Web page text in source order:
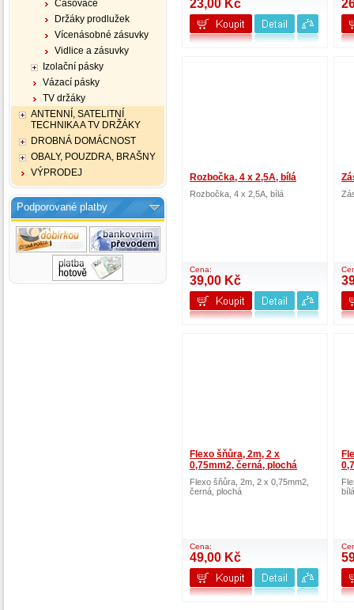
Časovače
Držáky prodlužek
Vícenásobné zásuvky
Vidlice a zásuvky
Izolační pásky
Vázací pásky
TV držáky
ANTENNÍ, SATELITNÍ
TECHNIKA A TV DRŽÁKY
DROBNÁ DOMÁCNOST
OBALY, POUZDRA, BRAŠNY
VÝPRODEJ
Podporované platby
23,00 Kč
Rozbočka, 4 x 2,5A, bílá
Rozbočka, 4 x 2,5A, bílá
Cena:
39,00 Kč
Flexo šňůra, 2m, 2 x
0,75mm2, černá, plochá
Flexo šňůra, 2m, 2 x 0,75mm2,
černá, plochá
Cena:
49,00 Kč